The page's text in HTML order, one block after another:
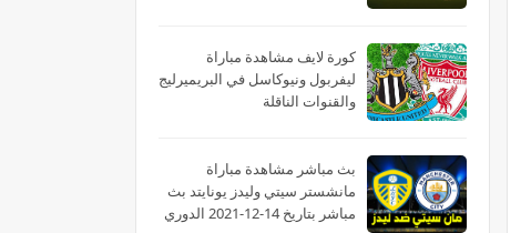
كورة لايف مشاهدة مباراة
ليفربول ونيوكاسل في البريميرليج
والقنوات الناقلة
بث مباشر مشاهدة مباراة
مانشستر سيتي وليدز يونايتد بث
مباشر بتاريخ 14-12-2021 الدوري